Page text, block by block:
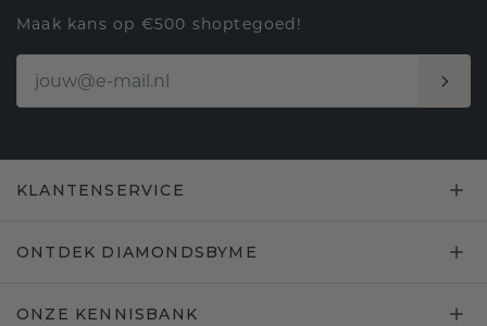
Maak kans op €500 shoptegoed!
KLANTENSERVICE
ONTDEK DIAMONDSBYME
ONZE KENNISBANK